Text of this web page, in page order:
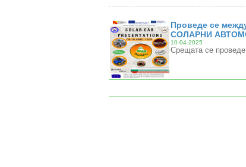
Проведе се
СОЛАРНИ
10-04-2025
Срещата се